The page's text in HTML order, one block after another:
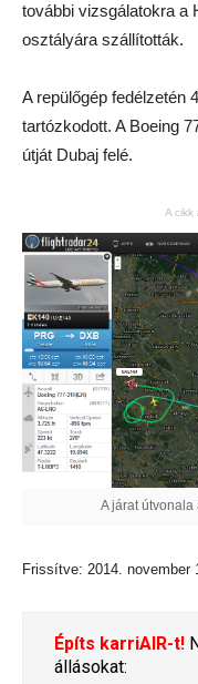
további vizsgálatokra a
osztályára szállították.
A repülőgép fedélzetén
tartózkodott. A Boeing
útját Dubaj felé.
A cikk
A járat
Frissítve: 2014. november
Építs karriAIR-t!
állásokat: